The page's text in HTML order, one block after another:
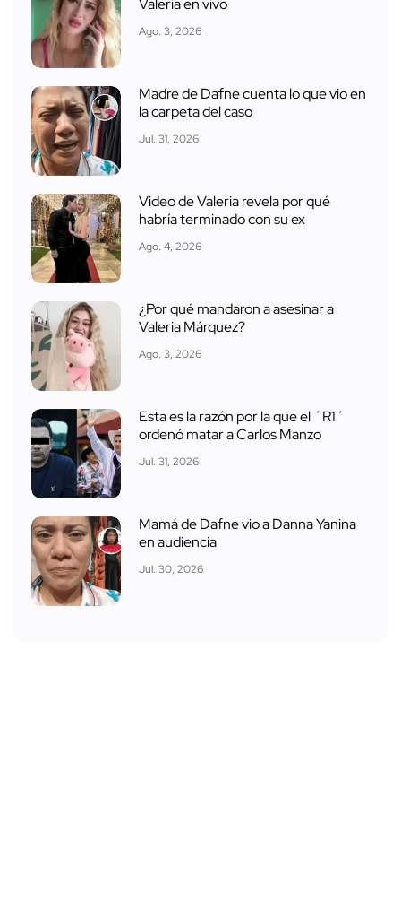
Valeria en vivo
Ago. 3, 2026
Madre de Dafne cuenta lo que vio en
la carpeta del caso
Jul. 31, 2026
Video de Valeria revela por qué
habría terminado con su ex
Ago. 4, 2026
¿Por qué mandaron a asesinar a
Valeria Márquez?
Ago. 3, 2026
Esta es la razón por la que el ´R1´
ordenó matar a Carlos Manzo
Jul. 31, 2026
Mamá de Dafne vio a Danna Yanina
en audiencia
Jul. 30, 2026